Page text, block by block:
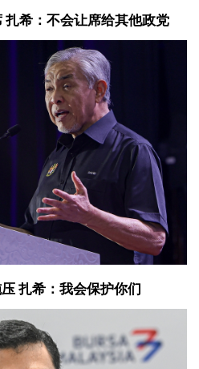
扎希：不会让席给其他政党
扎希：我会保护你们